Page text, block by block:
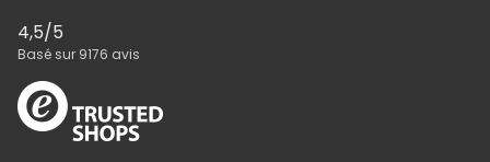
4,5/5
Basé sur 9176 avis